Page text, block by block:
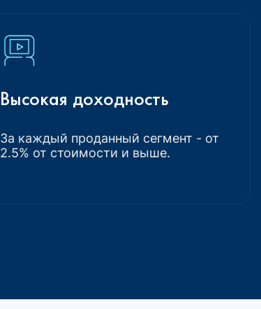
Высокая доходность
За каждый проданный сегмент - от
2.5% от стоимости и выше.